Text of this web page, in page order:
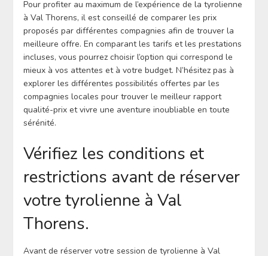
Pour profiter au maximum de l’expérience de la tyrolienne
à Val Thorens, il est conseillé de comparer les prix
proposés par différentes compagnies afin de trouver la
meilleure offre. En comparant les tarifs et les prestations
incluses, vous pourrez choisir l’option qui correspond le
mieux à vos attentes et à votre budget. N’hésitez pas à
explorer les différentes possibilités offertes par les
compagnies locales pour trouver le meilleur rapport
qualité-prix et vivre une aventure inoubliable en toute
sérénité.
Vérifiez les conditions et
restrictions avant de réserver
votre tyrolienne à Val
Thorens.
Avant de réserver votre session de tyrolienne à Val